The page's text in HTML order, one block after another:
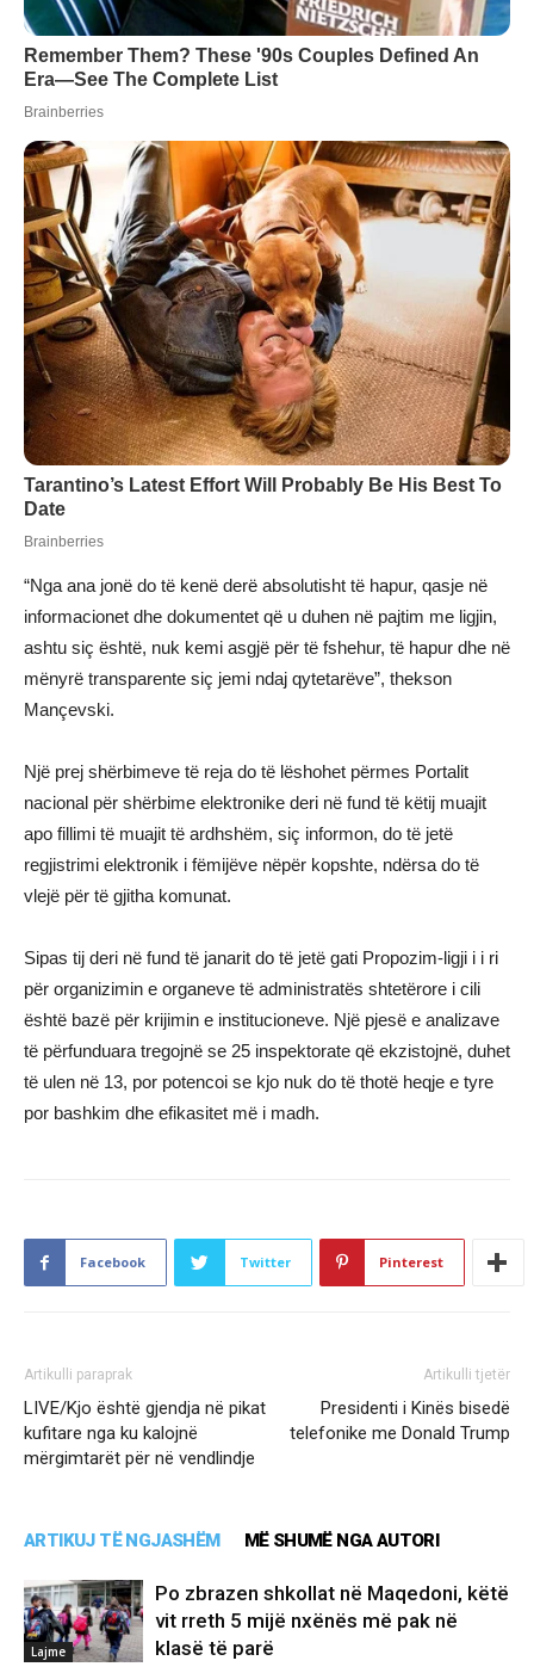
“Nga ana jonë do të kenë derë absolutisht të hapur, qasje në
informacionet dhe dokumentet që u duhen në pajtim me ligjin,
ashtu siç është, nuk kemi asgjë për të fshehur, të hapur dhe në
mënyrë transparente siç jemi ndaj qytetarëve”, thekson
Mançevski.
Një prej shërbimeve të reja do të lëshohet përmes Portalit
nacional për shërbime elektronike deri në fund të këtij muajit
apo fillimi të muajit të ardhshëm, siç informon, do të jetë
regjistrimi elektronik i fëmijëve nëpër kopshte, ndërsa do të
vlejë për të gjitha komunat.
Sipas tij deri në fund të janarit do të jetë gati Propozim-ligji i i ri
për organizimin e organeve të administratës shtetërore i cili
është bazë për krijimin e institucioneve. Një pjesë e analizave
të përfunduara tregojnë se 25 inspektorate që ekzistojnë, duhet
të ulen në 13, por potencoi se kjo nuk do të thotë heqje e tyre
por bashkim dhe efikasitet më i madh.
Facebook Twitter Pinterest
Artikulli paraprak
LIVE/Kjo është gjendja në pikat
kufitare nga ku kalojnë
mërgimtarët për në vendlindje
Artikulli tjetër
Presidenti i Kinës bisedë
telefonike me Donald Trump
ARTIKUJ TË NGJASHËM MË SHUMË NGA AUTORI
Lajme
Po zbrazen shkollat në Maqedoni, këtë
vit rreth 5 mijë nxënës më pak në
klasë të parë